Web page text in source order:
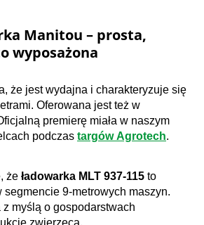
Manitou – prosta,
wyposażona
że jest wydajna i charakteryzuje się
Oferowana jest też w
premierę miała w naszym
podczas targów Agrotech.
że ładowarka MLT 937-115 to
segmencie 9-metrowych maszyn.
z myślą o gospodarstwach
zwierzęcą.